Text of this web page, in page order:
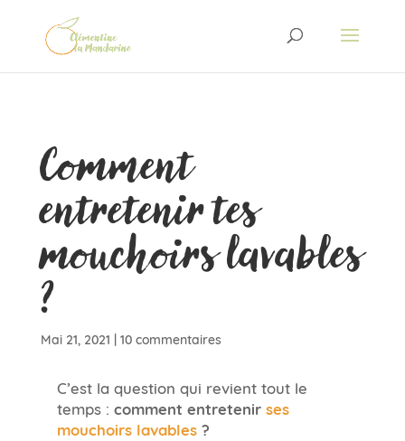
Comment
entretenir tes
mouchoirs lavables
?
Mai 21, 2021 | 10 commentaires
C’est la question qui revient tout le
temps : comment entretenir ses
mouchoirs lavables?